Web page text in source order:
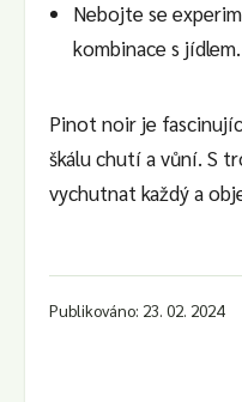
Nebojte se
kombinace s jídlem.
Pinot noir je
škálu chutí a vůní. S
vychutnat každý a
Publikováno: 23. 02. 2024